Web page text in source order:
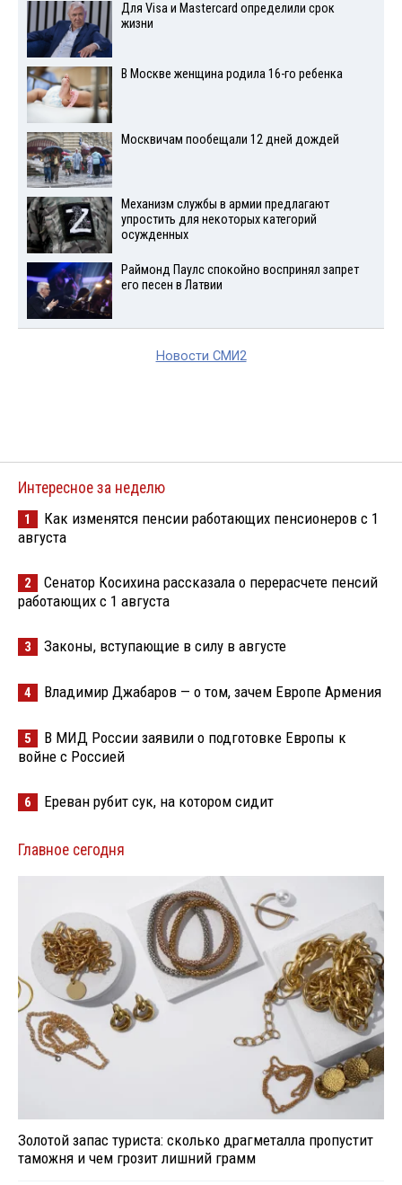
Для Visа и Mastercard определили срок
жизни
В Москве женщина родила 16-го ребенка
Москвичам пообещали 12 дней дождей
Механизм службы в армии предлагают
упростить для некоторых категорий
осужденных
Раймонд Паулс спокойно воспринял запрет
его песен в Латвии
Новости СМИ2
Интересное за неделю
1
Как изменятся пенсии работающих пенсионеров с 1
августа
2
Сенатор Косихина рассказала о перерасчете пенсий
работающих с 1 августа
3 Законы, вступающие в силу в августе
4 Владимир Джабаров — о том, зачем Европе Армения
5
В МИД России заявили о подготовке Европы к
войне с Россией
6 Ереван рубит сук, на котором сидит
Главное сегодня
Золотой запас туриста: сколько драгметалла пропустит
таможня и чем грозит лишний грамм